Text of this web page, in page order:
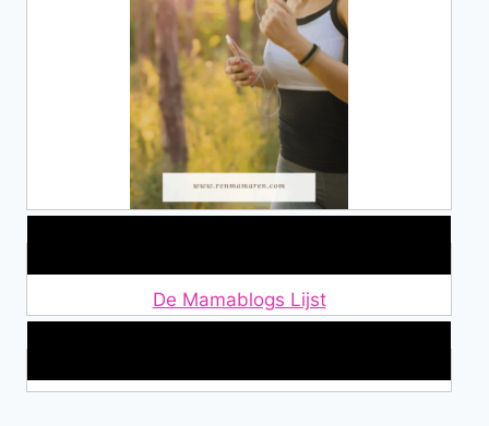
De Mamablogs Lijst